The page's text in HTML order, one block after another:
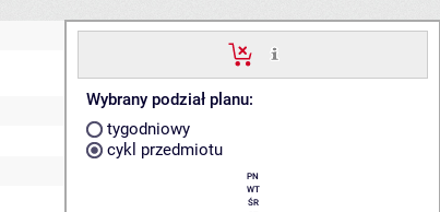
Wybrany podział planu:
tygodniowy
cykl przedmiotu
PN
WT
ŚR